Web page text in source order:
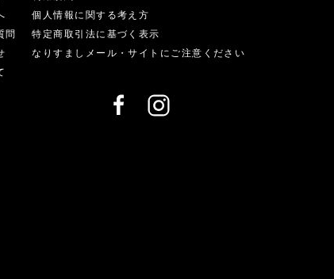
問
個人情報に関する考え方
特定商取引法に基づく表示
なりすましメール・サイトにご注意ください